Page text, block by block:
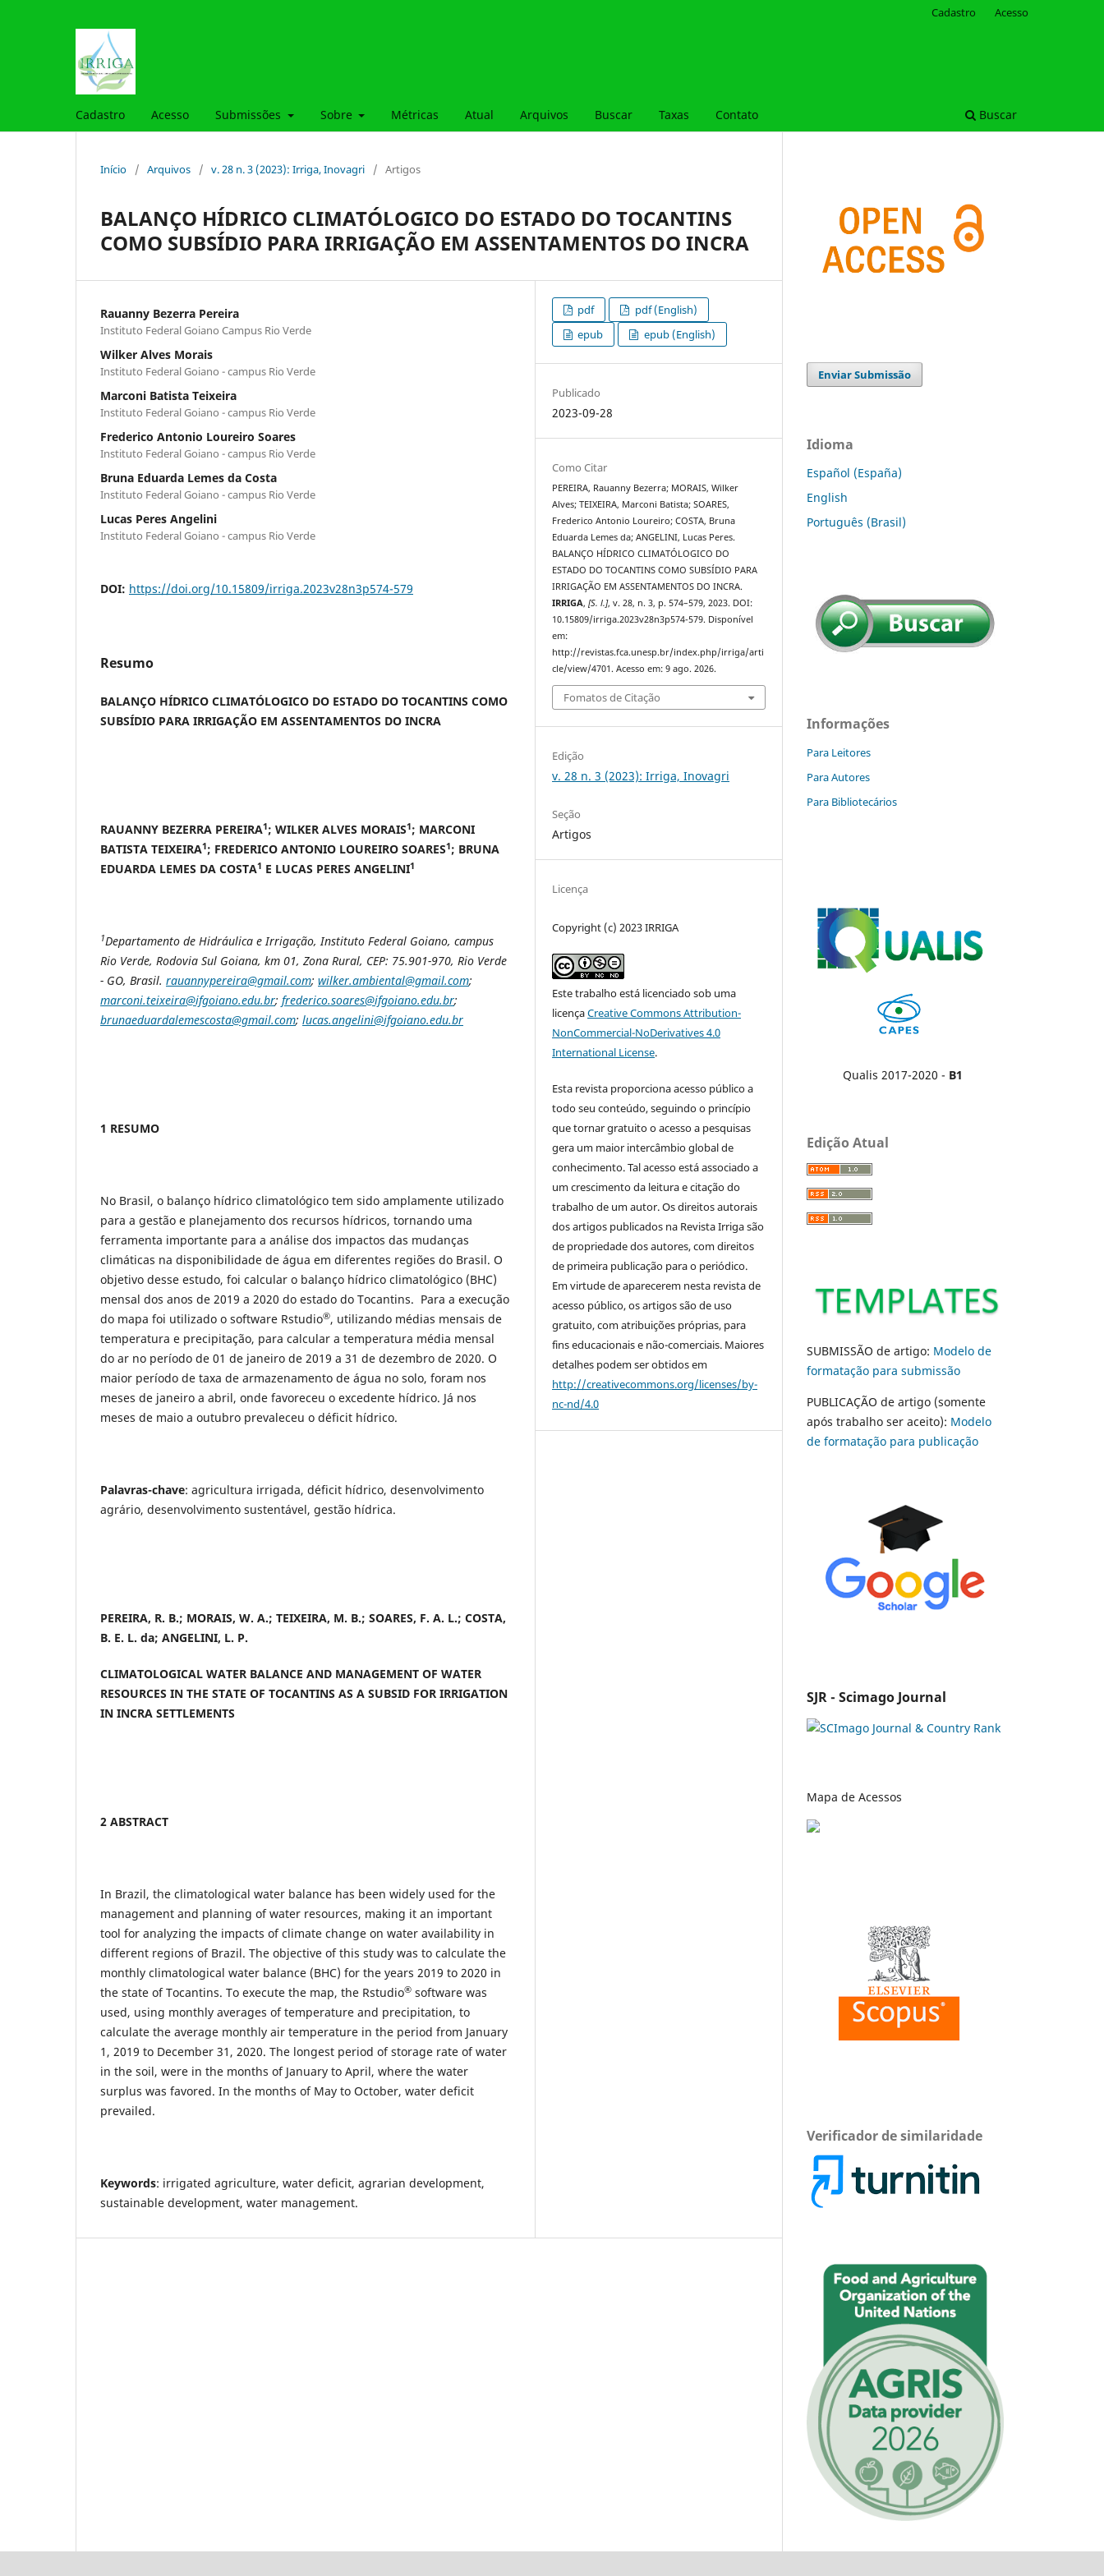
Cadastro Acesso Submissões Sobre Métricas Atual Arquivos Buscar Taxas Contato Buscar
Cadastro Acesso
Início / Arquivos / v. 28 n. 3 (2023): Irriga, Inovagri / Artigos
BALANÇO HÍDRICO CLIMATÓLOGICO DO ESTADO DO TOCANTINS
COMO SUBSÍDIO PARA IRRIGAÇÃO EM ASSENTAMENTOS DO INCRA
Rauanny Bezerra Pereira
Instituto Federal Goiano Campus Rio Verde
Wilker Alves Morais
Instituto Federal Goiano - campus Rio Verde
Marconi Batista Teixeira
Instituto Federal Goiano - campus Rio Verde
Frederico Antonio Loureiro Soares
Instituto Federal Goiano - campus Rio Verde
Bruna Eduarda Lemes da Costa
Instituto Federal Goiano - campus Rio Verde
Lucas Peres Angelini
Instituto Federal Goiano - campus Rio Verde
DOI: https://doi.org/10.15809/irriga.2023v28n3p574-579
Resumo
BALANÇO HÍDRICO CLIMATÓLOGICO DO ESTADO DO TOCANTINS COMO
SUBSÍDIO PARA IRRIGAÇÃO EM ASSENTAMENTOS DO INCRA
RAUANNY BEZERRA PEREIRA1; WILKER ALVES MORAIS1; MARCONI
BATISTA TEIXEIRA1; FREDERICO ANTONIO LOUREIRO SOARES1; BRUNA
EDUARDA LEMES DA COSTA1 E LUCAS PERES ANGELINI1
1Departamento de Hidráulica e Irrigação, Instituto Federal Goiano, campus
Rio Verde, Rodovia Sul Goiana, km 01, Zona Rural, CEP: 75.901-970, Rio Verde
- GO, Brasil. rauannypereira@gmail.com; wilker.ambiental@gmail.com;
marconi.teixeira@ifgoiano.edu.br; frederico.soares@ifgoiano.edu.br;
brunaeduardalemescosta@gmail.com; lucas.angelini@ifgoiano.edu.br
1 RESUMO
No Brasil, o balanço hídrico climatológico tem sido amplamente utilizado
para a gestão e planejamento dos recursos hídricos, tornando uma
ferramenta importante para a análise dos impactos das mudanças
climáticas na disponibilidade de água em diferentes regiões do Brasil. O
objetivo desse estudo, foi calcular o balanço hídrico climatológico (BHC)
mensal dos anos de 2019 a 2020 do estado do Tocantins. Para a execução
do mapa foi utilizado o software Rstudio®, utilizando médias mensais de
temperatura e precipitação, para calcular a temperatura média mensal
do ar no período de 01 de janeiro de 2019 a 31 de dezembro de 2020. O
maior período de taxa de armazenamento de água no solo, foram nos
meses de janeiro a abril, onde favoreceu o excedente hídrico. Já nos
meses de maio a outubro prevaleceu o déficit hídrico.
Palavras-chave: agricultura irrigada, déficit hídrico, desenvolvimento
agrário, desenvolvimento sustentável, gestão hídrica.
PEREIRA, R. B.; MORAIS, W. A.; TEIXEIRA, M. B.; SOARES, F. A. L.; COSTA,
B. E. L. da; ANGELINI, L. P.
CLIMATOLOGICAL WATER BALANCE AND MANAGEMENT OF WATER
RESOURCES IN THE STATE OF TOCANTINS AS A SUBSID FOR IRRIGATION
IN INCRA SETTLEMENTS
2 ABSTRACT
In Brazil, the climatological water balance has been widely used for the
management and planning of water resources, making it an important
tool for analyzing the impacts of climate change on water availability in
different regions of Brazil. The objective of this study was to calculate the
monthly climatological water balance (BHC) for the years 2019 to 2020 in
the state of Tocantins. To execute the map, the Rstudio® software was
used, using monthly averages of temperature and precipitation, to
calculate the average monthly air temperature in the period from January
1, 2019 to December 31, 2020. The longest period of storage rate of water
in the soil, were in the months of January to April, where the water
surplus was favored. In the months of May to October, water deficit
prevailed.
Keywords: irrigated agriculture, water deficit, agrarian development,
sustainable development, water management.
pdf
pdf (English)
epub
epub (English)
Publicado
2023-09-28
Como Citar
PEREIRA, Rauanny Bezerra; MORAIS, Wilker
Alves; TEIXEIRA, Marconi Batista; SOARES,
Frederico Antonio Loureiro; COSTA, Bruna
Eduarda Lemes da; ANGELINI, Lucas Peres.
BALANÇO HÍDRICO CLIMATÓLOGICO DO
ESTADO DO TOCANTINS COMO SUBSÍDIO PARA
IRRIGAÇÃO EM ASSENTAMENTOS DO INCRA.
IRRIGA,[S. l.], v. 28, n. 3, p. 574–579, 2023. DOI:
10.15809/irriga.2023v28n3p574-579. Disponível
em:
http://revistas.fca.unesp.br/index.php/irriga/arti
cle/view/4701. Acesso em: 9 ago. 2026.
Fomatos de Citação
Edição
v. 28 n. 3 (2023): Irriga, Inovagri
Seção
Artigos
Licença
Copyright (c) 2023 IRRIGA
Este trabalho está licenciado sob uma
licençaCreative Commons Attribution-
NonCommercial-NoDerivatives 4.0
International License.
Esta revista proporciona acesso público a
todo seu conteúdo, seguindo o princípio
que tornar gratuito o acesso a pesquisas
gera um maior intercâmbio global de
conhecimento. Tal acesso está associado a
um crescimento da leitura e citação do
trabalho de um autor. Os direitos autorais
dos artigos publicados na Revista Irriga são
de propriedade dos autores, com direitos
de primeira publicação para o periódico.
Em virtude de aparecerem nesta revista de
acesso público, os artigos são de uso
gratuito, com atribuições próprias, para
fins educacionais e não-comerciais. Maiores
detalhes podem ser obtidos em
http://creativecommons.org/licenses/by-
nc-nd/4.0
Enviar Submissão
Idioma
Español (España)
English
Português (Brasil)
Informações
Para Leitores
Para Autores
Para Bibliotecários
Qualis 2017-2020 - B1
Edição Atual
SUBMISSÃO de artigo: Modelo de
formatação para submissão
PUBLICAÇÃO de artigo (somente
após trabalho ser aceito): Modelo
de formatação para publicação
SJR - Scimago Journal
Mapa de Acessos
Verificador de similaridade